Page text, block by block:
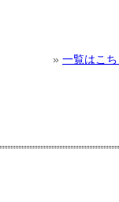
» 一覧はこ